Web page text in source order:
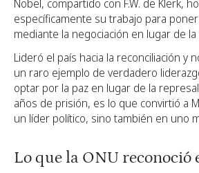
Nobel, compartido con F.W. de Klerk,
específicamente su trabajo para
mediante la negociación en lugar de la
Lideró el país hacia la reconciliación y
un raro ejemplo de verdadero
optar por la paz en lugar de la
años de prisión, es lo que convirtió a
un líder político, sino también en uno
Lo que la ONU reconoció